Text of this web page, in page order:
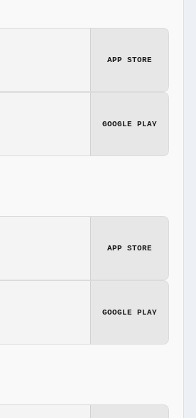
APP STORE
GOOGLE PLAY
APP STORE
GOOGLE PLAY